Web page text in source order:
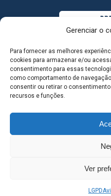
Gerenciar o
Para fornecer as melhores
cookies para armazenar e/ou
consentimento para essas
como comportamento de
consentir ou retirar o
recursos e funções.
Ver
LGPD
MAPA DO SITE
SEDE DO